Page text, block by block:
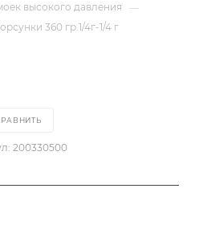
высокого давления
—
360 гр.1/4г-1/4 г
200330500